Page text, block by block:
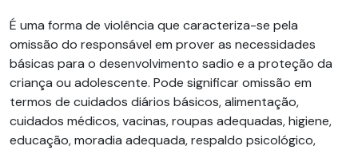
É uma forma de violência que caracteriza-se pela
omissão do responsável em prover as necessidades
básicas para o desenvolvimento sadio e a proteção da
criança ou adolescente. Pode significar omissão em
termos de cuidados diários básicos, alimentação,
cuidados médicos, vacinas, roupas adequadas, higiene,
educação, moradia adequada, respaldo psicológico,